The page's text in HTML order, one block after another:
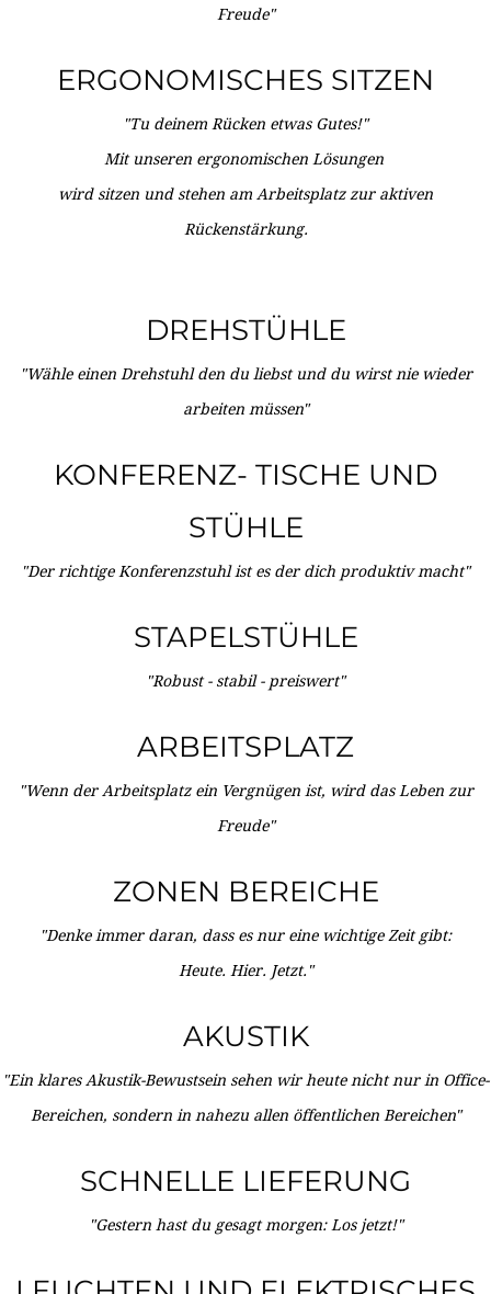
Freude"
ERGONOMISCHES SITZEN
"Tu deinem Rücken etwas Gutes!"
Mit unseren ergonomischen Lösungen
wird sitzen und stehen am Arbeitsplatz zur aktiven
Rückenstärkung.
DREHSTÜHLE
"Wähle einen Drehstuhl den du liebst und du wirst nie wieder
arbeiten müssen"
KONFERENZ- TISCHE UND
STÜHLE
"Der richtige Konferenzstuhl ist es der dich produktiv macht"
STAPELSTÜHLE
"Robust - stabil - preiswert"
ARBEITSPLATZ
"Wenn der Arbeitsplatz ein Vergnügen ist, wird das Leben zur
Freude"
ZONEN BEREICHE
"Denke immer daran, dass es nur eine wichtige Zeit gibt:
Heute. Hier. Jetzt."
AKUSTIK
"Ein klares Akustik-Bewustsein sehen wir heute nicht nur in Office-
Bereichen, sondern in nahezu allen öffentlichen Bereichen"
SCHNELLE LIEFERUNG
"Gestern hast du gesagt morgen: Los jetzt!"